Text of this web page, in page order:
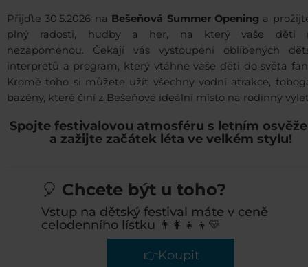
Přijďte 30.5.2026 na Bešeňová Summer Opening a
plný radosti, hudby a her, na který vaše děti
nezapomenou. Čekají vás vystoupení oblíbených
interpretů a program, který vtáhne vaše děti do světa
Kromě toho si můžete užít všechny vodní atrakce,
bazény, které činí z Bešeňové ideální místo na rodinný
Spojte festivalovou atmosféru s letním
a zažijte začátek léta ve velkém stylu!
🎈 Chcete být u toho?
Vstup na dětský festival máte v ceně
celodenního lístku 👨‍👩‍👧‍👦💛
👉Koupit